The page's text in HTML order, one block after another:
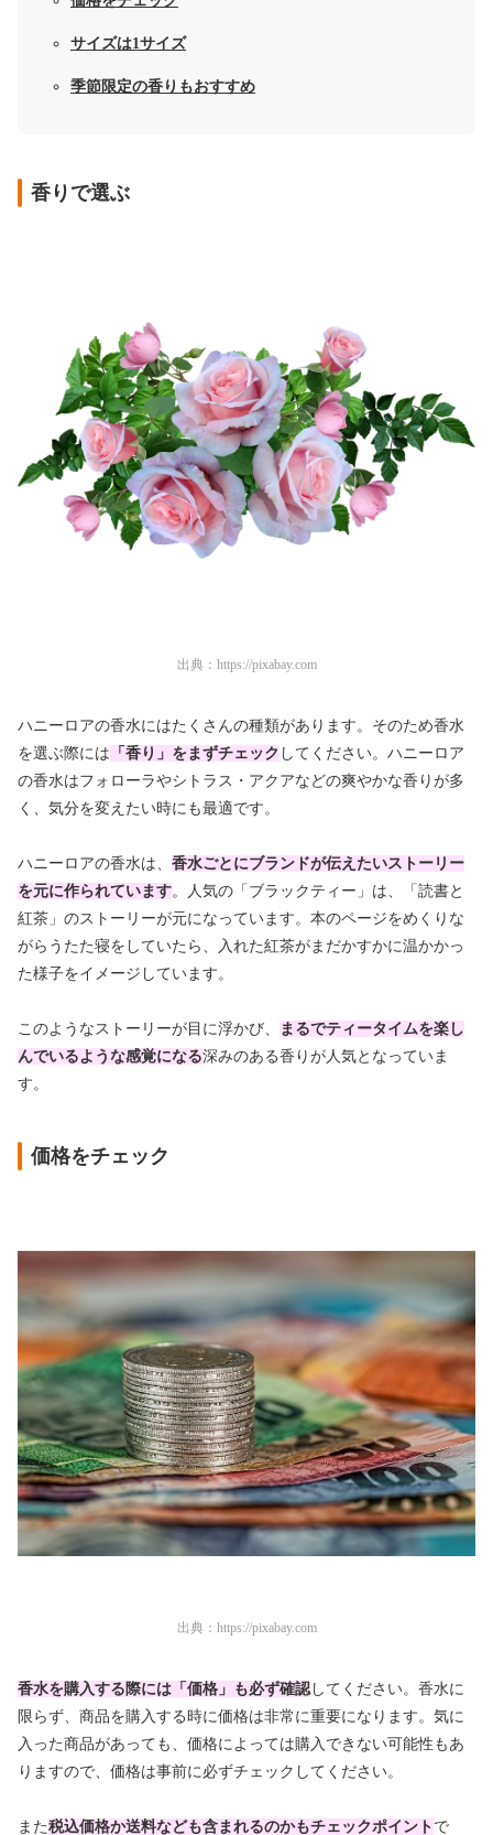
サイズは1サイズ
季節限定の香りもおすすめ
香りで選ぶ
出典： https://pixabay.com
ハニーロアの香水にはたくさんの種類があります。そのため香水
を選ぶ際には 「香り」をまずチェック してください。ハニーロア
の香水はフォローラやシトラス・アクアなどの爽やかな香りが多
く、気分を変えたい時にも最適です。
ハニーロアの香水は、 香水ごとにブランドが伝えたいストーリー
を元に作られています。人気の「ブラックティー」は、「読書と
紅茶」のストーリーが元になっています。本のページをめくりな
がらうたた寝をしていたら、入れた紅茶がまだかすかに温かかっ
た様子をイメージしています。
このようなストーリーが目に浮かび、
まるでティータイムを楽し
んでいるような感覚になる深みのある香りが人気となっていま
す。
価格をチェック
出典： https://pixabay.com
香水を購入する際には「価格」も必ず確認 してください。香水に
限らず、商品を購入する時に価格は非常に重要になります。気に
入った商品があっても、価格によっては購入できない可能性もあ
りますので、価格は事前に必ずチェックしてください。
また税込価格か送料なども含まれるのかもチェックポイント で